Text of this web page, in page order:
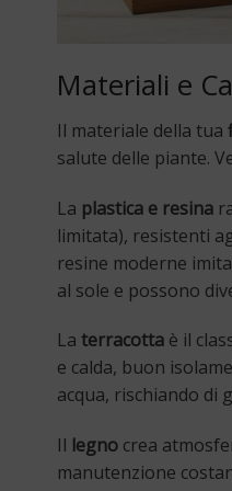
Materiali e
Il materiale della tua
salute delle piante.
La plastica e resina
limitata), resistenti
resine moderne
al sole e possono
La terracotta è il
e calda, buon
acqua, rischiando di
Il legno crea
manutenzione